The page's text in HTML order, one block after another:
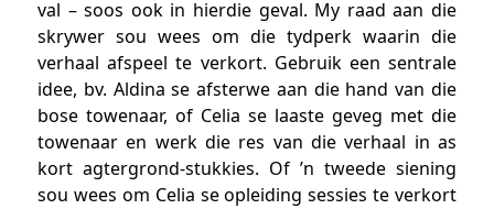
val – soos ook in hierdie geval. My raad aan die
skrywer sou wees om die tydperk waarin die
verhaal afspeel te verkort. Gebruik een sentrale
idee, bv. Aldina se afsterwe aan die hand van die
bose towenaar, of Celia se laaste geveg met die
towenaar en werk die res van die verhaal in as
kort agtergrond-stukkies. Of ’n tweede siening
sou wees om Celia se opleiding sessies te verkort